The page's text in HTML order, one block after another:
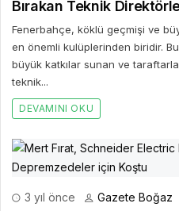
Bırakan Teknik
Fenerbahçe, köklü geçmişi ve
en önemli kulüplerinden biridir.
büyük katkılar sunan ve
teknik...
DEVAMINI OKU
3 yıl önce Gazete Boğaz